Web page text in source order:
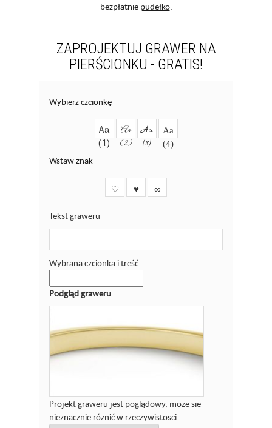
bezpłatnie pudełko.
ZAPROJEKTUJ GRAWER NA
PIERŚCIONKU - GRATIS!
Wybierz czcionkę
Aa
(1)
Aa
(2)
Aa
(3)
Aa
(4)
Wstaw znak
♡ ♥ ∞
Tekst graweru
Wybrana czcionka i treść
Podgląd graweru
Projekt graweru jest poglądowy, może sie
nieznacznie róznić w rzeczywistosci.